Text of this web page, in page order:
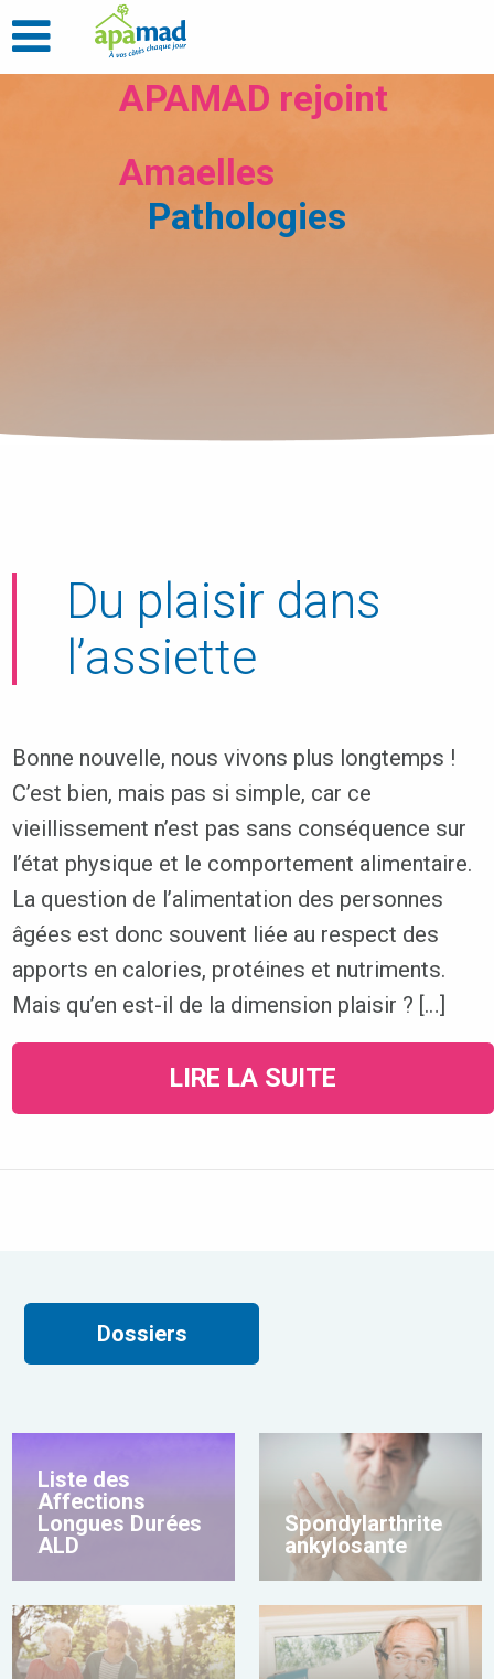
APAMAD rejoint
Amaelles
Pathologies
Du plaisir dans
l’assiette
Bonne nouvelle, nous vivons plus longtemps !
C’est bien, mais pas si simple, car ce
vieillissement n’est pas sans conséquence sur
l’état physique et le comportement alimentaire.
La question de l’alimentation des personnes
âgées est donc souvent liée au respect des
apports en calories, protéines et nutriments.
Mais qu’en est-il de la dimension plaisir ? […]
LIRE LA SUITE
Dossiers
Liste des
Affections
Longues Durées
ALD
Spondylarthrite
ankylosante